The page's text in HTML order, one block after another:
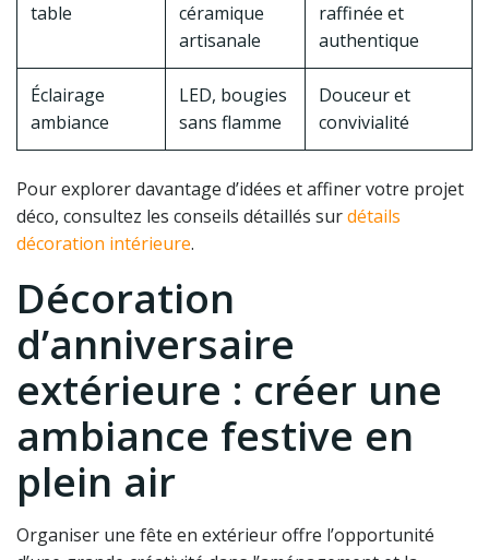
table
céramique
artisanale
raffinée et
authentique
Éclairage
ambiance
LED, bougies
sans flamme
Douceur et
convivialité
Pour explorer davantage d’idées et affiner votre projet
déco, consultez les conseils détaillés surdétails
décoration intérieure.
Décoration
d’anniversaire
extérieure : créer une
ambiance festive en
plein air
Organiser une fête en extérieur offre l’opportunité